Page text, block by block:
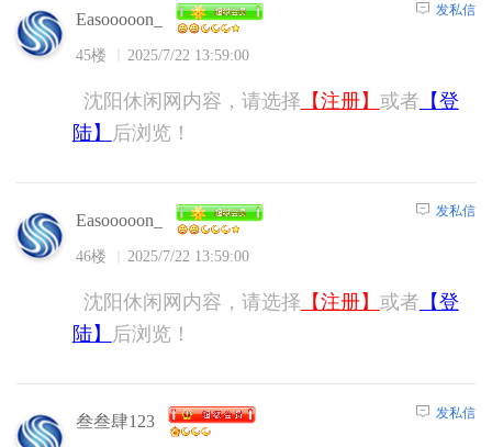
Easooooon_
45楼 2025/7/22 13:59:00
发私信
沈阳休闲网内容，请选择 【注册】 或者 【登
陆】
后浏览！
Easooooon_
46楼 2025/7/22 13:59:00
发私信
沈阳休闲网内容，请选择 【注册】 或者 【登
陆】
后浏览！
叁叁肆123 发私信